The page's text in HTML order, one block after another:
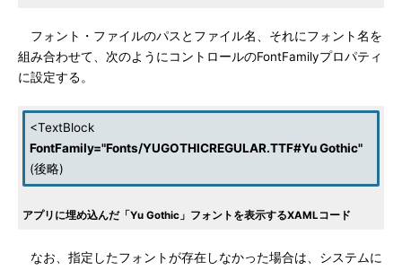
フォント・ファイルのパスとファイル名、それにフォント名を
組み合わせて、次のようにコントロールのFontFamilyプロパティ
に設定する。
<TextBlock
FontFamily="Fonts/YUGOTHICREGULAR.TTF#Yu Gothic"
(後略)
アプリに埋め込んだ「Yu Gothic」フォントを表示するXAMLコード
なお、指定したフォントが存在しなかった場合は、システムに